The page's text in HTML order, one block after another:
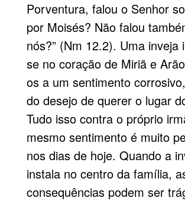
Porventura, falou o Senhor
por Moisés? Não falou
nós?” (Nm 12.2). Uma inveja
se no coração de Miriã e
os a um sentimento
do desejo de querer o lugar
Tudo isso contra o próprio
mesmo sentimento é muito
nos dias de hoje. Quando a
instala no centro da família,
consequências podem ser